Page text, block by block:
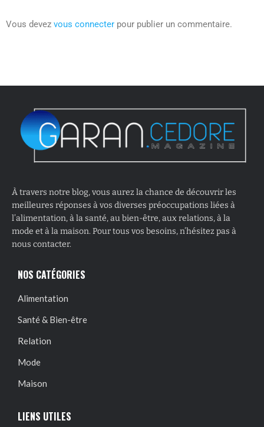
Vous devez vous connecter pour publier un commentaire.
À travers notre blog, vous aurez la chance de découvrir les
meilleures réponses à vos diverses préoccupations liées à
l’alimentation, à la santé, au bien-être, aux relations, à la
mode et à la maison. Pour tous vos besoins, n’hésitez pas à
nous contacter.
NOS CATÉGORIES
Alimentation
Santé & Bien-être
Relation
Mode
Maison
LIENS UTILES